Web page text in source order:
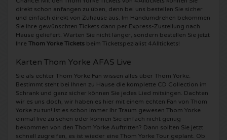
Tom Jones Karten
Ed Sheeran Karten
Oscar and the Wolf tickets
Red Hot Chili Peppers Karten
Free Your Mind Festival Karten
Strafwerk Karten
Into The Great Wide Open Karten
Breda Live Karten
7th Sunday Festival Karten
DLDK Karten
Above Beyond Karten
Disclosure Karten
Qapital Karten
Hardwell Karten
direkt schon anfangen zu üben, denn bei uns bestellen Sie sicher
und einfach direkt von Zuhause aus. Im Handumdrehen bekommen
Sie Ihre gewünschten Tickets dann per Express-Zustellung nach
Hause geliefert. Warten Sie nicht länger, sondern bestellen Sie jetzt
Ihre Thom Yorke Tickets beim Ticketspezialist 4Alltickets!
Karten Thom Yorke AFAS Live
Sie als echter Thom Yorke Fan wissen alles über Thom Yorke.
Bestimmt steht bei Ihnen zu Hause die komplette CD Collection im
Schrank und ganz sicher können Sie jedes Lied mitsingen. Dachten
wir es uns doch, wir haben es hier mit einem echten Fan von Thom
Yorke zu tun! Ist es schon immer Ihr Traum gewesen Thom Yorke
einmal live zu sehen oder können Sie einfach nicht genug
bekommen von den Thom Yorke Auftritten? Dann sollten Sie jetzt
schnell zugreifen, es ist wieder eine Thom Yorke Tour geplant. Ob